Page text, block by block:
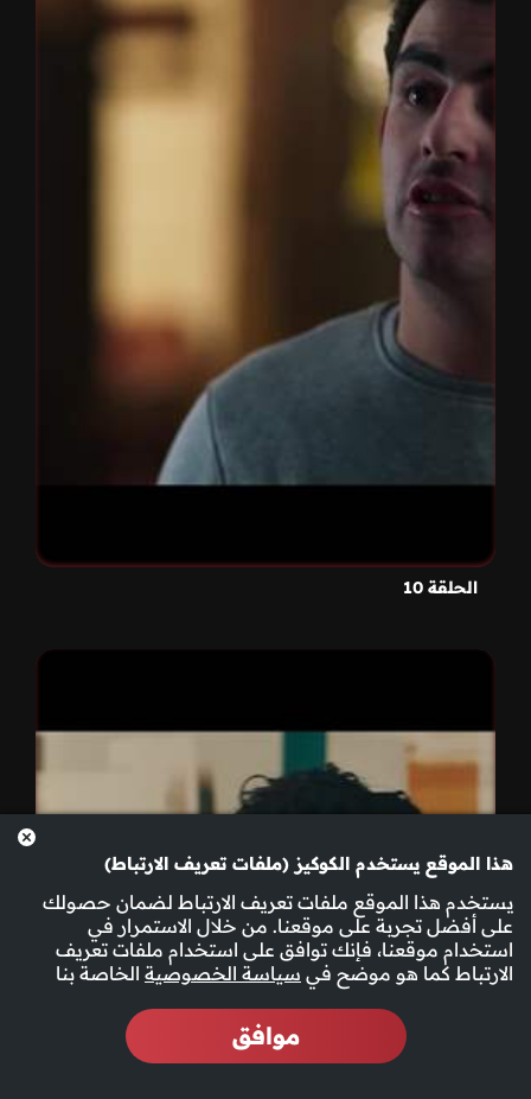
الحلقة 10
هذا الموقع يستخدم الكوكيز (ملفات تعريف الارتباط)
يستخدم هذا الموقع ملفات تعريف الارتباط لضمان حصولك
على أفضل تجربة على موقعنا. من خلال الاستمرار في
استخدام موقعنا، فإنك توافق على استخدام ملفات تعريف
الارتباط كما هو موضح في سياسة الخصوصية الخاصة بنا
موافق